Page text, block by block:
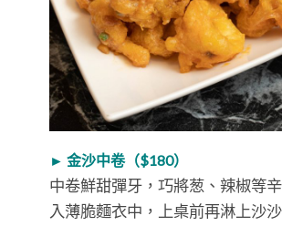
► 金沙中卷（$180）
中卷鮮甜彈牙，巧將葱、辣椒等
入薄脆麵衣中，上桌前再淋上沙